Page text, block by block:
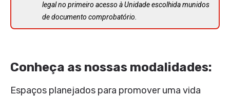
legal no primeiro acesso à Unidade escolhida munidos
de documento comprobatório.
Conheça as nossas modalidades:
Espaços planejados para promover uma vida